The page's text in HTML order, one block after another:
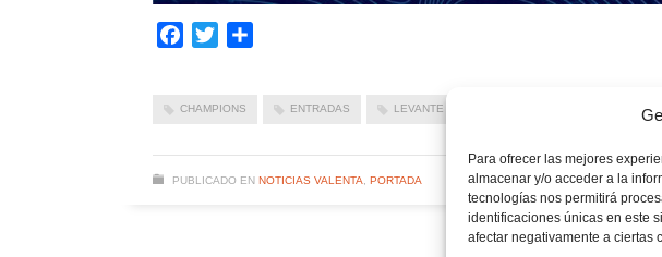
Para ofrecer las mejores
almacenar y/o acceder a la
tecnologías nos permitirá
identificaciones únicas en este
afectar negativamente a ciertas
Facebook
Twitter
CHAMPIONS ENTRADAS LEVANTE UD
PUBLICADO EN NOTICIAS VALENTA, PORTADA